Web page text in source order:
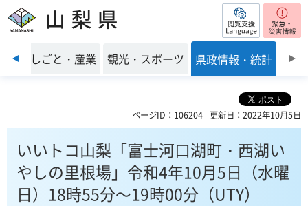
山梨県 閲覧支援
前のスライドを表示
境 しごと・産業 観光・スポーツ 県政情報・統計
ページID：106204 更新日：2022年10月5日
いいトコ山梨「富士河口湖町・西湖い
やしの里根場」令和4年10月5日（水曜
日）18時55分～19時00分（UTY）